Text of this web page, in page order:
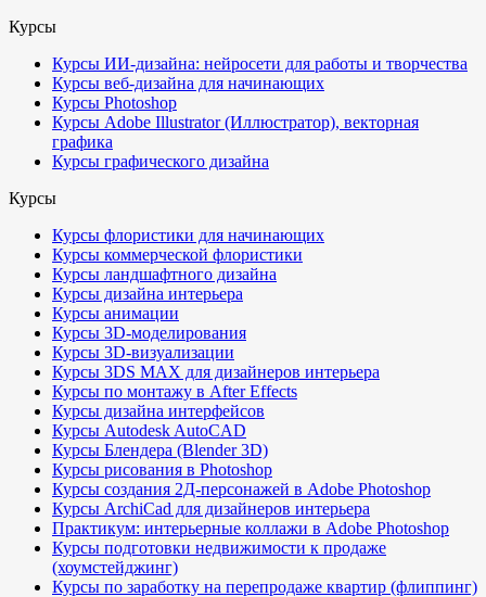
Курсы
Курсы ИИ-дизайна: нейросети для работы и творчества
Курсы веб-дизайна для начинающих
Курсы Photoshop
Курсы Adobe Illustrator (Иллюстратор), векторная
графика
Курсы графического дизайна
Курсы
Курсы флористики для начинающих
Курсы коммерческой флористики
Курсы ландшафтного дизайна
Курсы дизайна интерьера
Курсы анимации
Курсы 3D-моделирования
Курсы 3D-визуализации
Курсы 3DS MAX для дизайнеров интерьера
Курсы по монтажу в After Effects
Курсы дизайна интерфейсов
Курсы Autodesk AutoCAD
Курсы Блендера (Blender 3D)
Курсы рисования в Photoshop
Курсы создания 2Д-персонажей в Adobe Photoshop
Курсы ArchiCad для дизайнеров интерьера
Практикум: интерьерные коллажи в Adobe Photoshop
Курсы подготовки недвижимости к продаже
(хоумстейджинг)
Курсы по заработку на перепродаже квартир (флиппинг)